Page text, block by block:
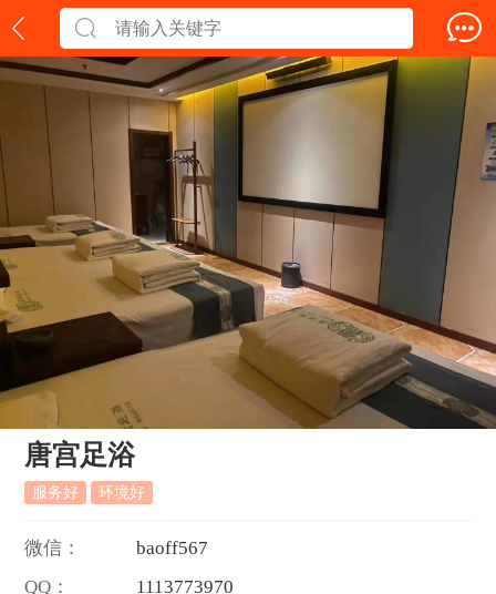
唐宫足浴
服务好 环境好
微信： baoff567
QQ：
1113773970